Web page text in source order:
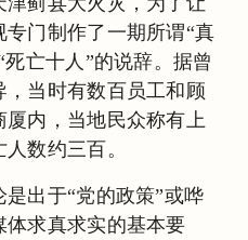
门制作了一期所谓“真
亡十人”的说辞。据曾
当时有数百员工和顾
内，当地民众称有上
数约三百。
出于“党的政策”或哗
求真求实的基本要